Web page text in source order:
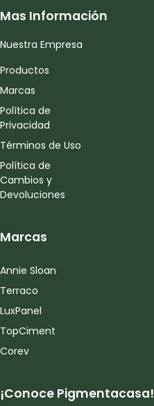
Mas Información
Nuestra Empresa
Productos
Marcas
Política de
Privacidad
Términos de Uso
Política de
Cambios y
Devoluciones
Marcas
Annie Sloan
Terraco
LuxPanel
TopCiment
Corev
¡Conoce Pigmentacasa!